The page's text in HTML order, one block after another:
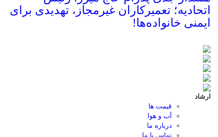
اتحادیه؛ تعمیرکاران غیرمجاز، تهدیدی برای
ایمنی خانواده‌ها!
ارشاد
قیمت ها
آب و هوا
درباره ما
تماس با ما